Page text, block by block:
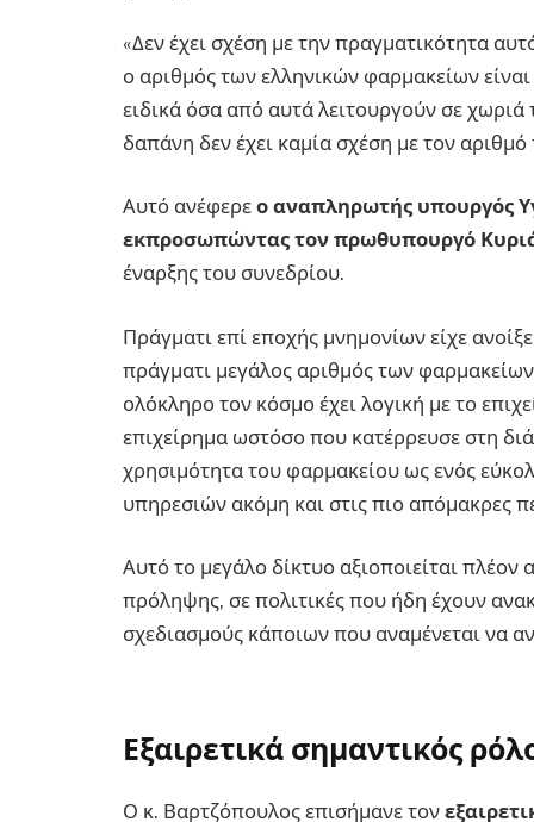
«Δεν έχει σχέση με την πραγματικότητα
ο αριθμός των ελληνικών φαρμακείων
ειδικά όσα από αυτά λειτουργούν σε
δαπάνη δεν έχει καμία σχέση με τον
Αυτό ανέφερε ο αναπληρωτής υπουργός
εκπροσωπώντας τον πρωθυπουργό
έναρξης του συνεδρίου.
Πράγματι επί εποχής μνημονίων είχε
πράγματι μεγάλος αριθμός των
ολόκληρο τον κόσμο έχει λογική με το
επιχείρημα ωστόσο που κατέρρευσε στη
χρησιμότητα του φαρμακείου ως ενός
υπηρεσιών ακόμη και στις πιο απόμακρες
Αυτό το μεγάλο δίκτυο αξιοποιείται πλέον
πρόληψης, σε πολιτικές που ήδη έχουν
σχεδιασμούς κάποιων που αναμένεται να
Εξαιρετικά σημαντικός
Ο κ. Βαρτζόπουλος επισήμανε τον